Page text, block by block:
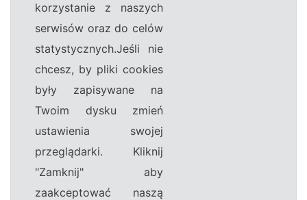
korzystanie z naszych
serwisów oraz do celów
statystycznych.Jeśli nie
chcesz, by pliki cookies
były zapisywane na
Twoim dysku zmień
ustawienia swojej
przeglądarki. Kliknij
"Zamknij" aby
zaakceptować naszą